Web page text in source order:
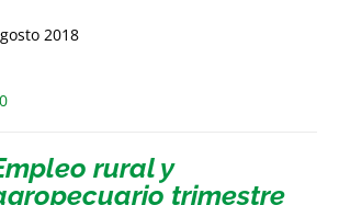
2018
0
rural y
trimestre